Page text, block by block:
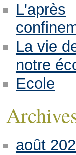
L'après
La vie
notre
Ecole
août